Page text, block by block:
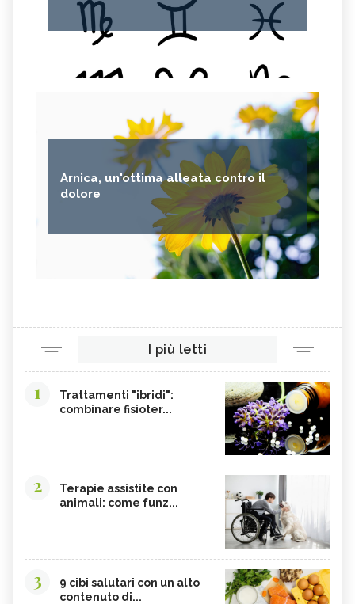
Arnica, un'ottima alleata contro il
dolore
I più letti
1
Trattamenti "ibridi":
combinare fisioter...
2
Terapie assistite con
animali: come funz...
3
9 cibi salutari con un alto
contenuto di...